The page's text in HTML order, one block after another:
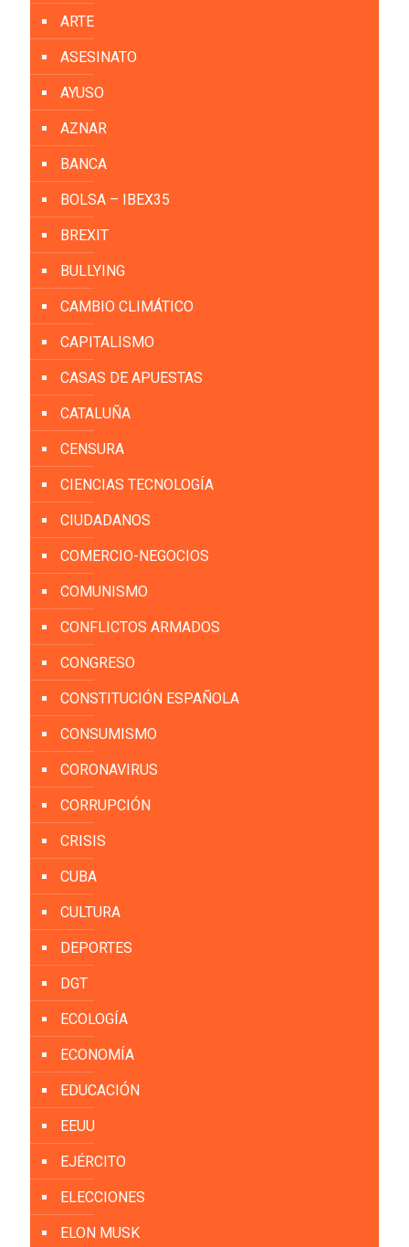
ARTE
ASESINATO
AYUSO
AZNAR
BANCA
BOLSA – IBEX35
BREXIT
BULLYING
CAMBIO CLIMÁTICO
CAPITALISMO
CASAS DE APUESTAS
CATALUÑA
CENSURA
CIENCIAS TECNOLOGÍA
CIUDADANOS
COMERCIO-NEGOCIOS
COMUNISMO
CONFLICTOS ARMADOS
CONGRESO
CONSTITUCIÓN ESPAÑOLA
CONSUMISMO
CORONAVIRUS
CORRUPCIÓN
CRISIS
CUBA
CULTURA
DEPORTES
DGT
ECOLOGÍA
ECONOMÍA
EDUCACIÓN
EEUU
EJÉRCITO
ELECCIONES
ELON MUSK